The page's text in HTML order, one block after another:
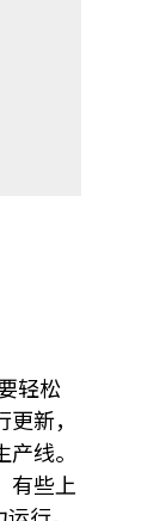
轻松
新，
线。
有些上